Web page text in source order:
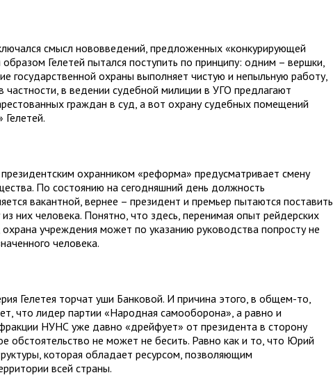
смысл нововведений, предложенных «конкурирующей
Гелетей пытался поступить по принципу: одним – вершки,
государственной охраны выполняет чистую и непыльную работу,
в ведении судебной милиции в УГО предлагают
граждан в суд, а вот охрану судебных помещений
охранником «реформа» предусматривает смену
По состоянию на сегодняшний день должность
вакантной, вернее – президент и премьер пытаются поставить
них человека. Понятно, что здесь, перенимая опыт рейдерских
охрана учреждения может по указанию руководства попросту не
человека.
Гелетея торчат уши Банковой. И причина этого, в общем-то,
что лидер партии «Народная самооборона», а равно и
НУНС уже давно «дрейфует» от президента в сторону
обстоятельство не может не бесить. Равно как и то, что Юрий
которая обладает ресурсом, позволяющим
всей страны.